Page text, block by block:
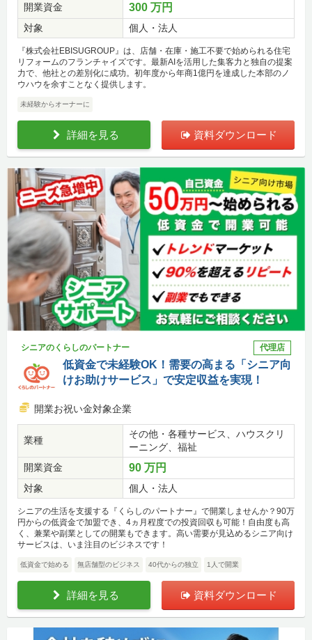
開業資金
300 万円
対象 個人・法人
『株式会社EBISUGROUP』は、店舗・在庫・施工不要で始められる住宅
リフォームのフランチャイズです。最新AIを活用した集客力と独自の提案
力で、他社との差別化に成功。初年度から年商1億円を達成した本部のノ
ウハウを余すことなく提供します。
未経験からオーナーに
詳細を見る 資料ダウンロード
シニアのくらしのパートナー 代理店
低資金で未経験OK！需要の高まる「シニア向
けお助けサービス」で安定収益を実現！
開業お祝い金対象企業
業種
その他・各種サービス、ハウスクリ
ーニング、福祉
開業資金
90 万円
対象 個人・法人
シニアの生活を支援する『くらしのパートナー』で開業しませんか？90万
円からの低資金で加盟でき、4ヵ月程度での投資回収も可能！自由度も高
く、兼業や副業としての開業もできます。高い需要が見込めるシニア向け
サービスは、いま注目のビジネスです！
低資金で始める 無店舗型のビジネス 40代からの独立 1人で開業
詳細を見る 資料ダウンロード